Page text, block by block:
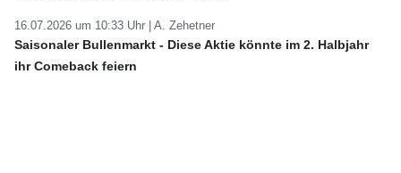
16.07.2026 um 10:33 Uhr | A. Zehetner
Saisonaler Bullenmarkt - Diese Aktie könnte im 2. Halbjahr
ihr Comeback feiern